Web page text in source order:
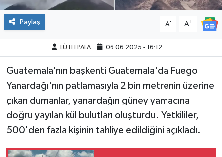
Paylaş A- A+
LÜTFİ PALA 06.06.2025 - 16:12
Guatemala'nın başkenti Guatemala'da Fuego
Yanardağı'nın patlamasıyla 2 bin metrenin üzerine
çıkan dumanlar, yanardağın güney yamacına
doğru yayılan kül bulutları oluşturdu. Yetkililer,
500'den fazla kişinin tahliye edildiğini açıkladı.